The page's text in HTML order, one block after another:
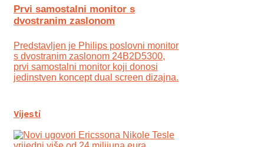
Prvi samostalni monitor s
dvostranim zaslonom
Predstavljen je Philips poslovni monitor
s dvostranim zaslonom 24B2D5300,
prvi samostalni monitor koji donosi
jedinstven koncept dual screen dizajna.
Vijesti